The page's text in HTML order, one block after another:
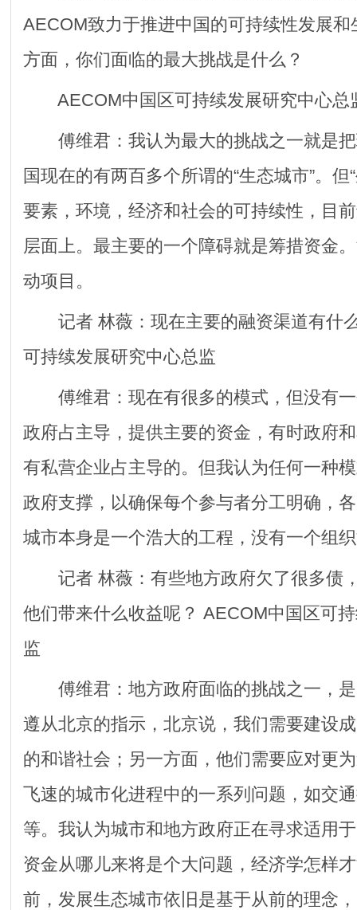
AECOM致力于推进中国的可持续性发展
方面，你们面临的最大挑战是什么？
AECOM中国区可持续发展研究中心总
傅维君：我认为最大的挑战之一就是把
国现在的有两百多个所谓的“生态城市”。但
要素，环境，经济和社会的可持续性，目
层面上。最主要的一个障碍就是筹措资金
动项目。
记者 林薇：现在主要的融资渠道有什
可持续发展研究中心总监
傅维君：现在有很多的模式，但没有一
政府占主导，提供主要的资金，有时政府
有私营企业占主导的。但我认为任何一种
政府支撑，以确保每个参与者分工明确，
城市本身是一个浩大的工程，没有一个组
记者 林薇：有些地方政府欠了很多债
他们带来什么收益呢？ AECOM中国区可
监
傅维君：地方政府面临的挑战之一，是
遵从北京的指示，北京说，我们需要建设
的和谐社会；另一方面，他们需要应对更
飞速的城市化进程中的一系列问题，如交
等。我认为城市和地方政府正在寻求适用
资金从哪儿来将是个大问题，经济学怎样
前，发展生态城市依旧是基于从前的理念